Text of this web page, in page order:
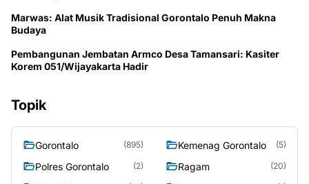
Marwas: Alat Musik Tradisional Gorontalo Penuh Makna
Budaya
Pembangunan Jembatan Armco Desa Tamansari: Kasiter
Korem 051/Wijayakarta Hadir
Topik
Gorontalo (895) Kemenag Gorontalo (5)
Polres Gorontalo (2) Ragam (20)